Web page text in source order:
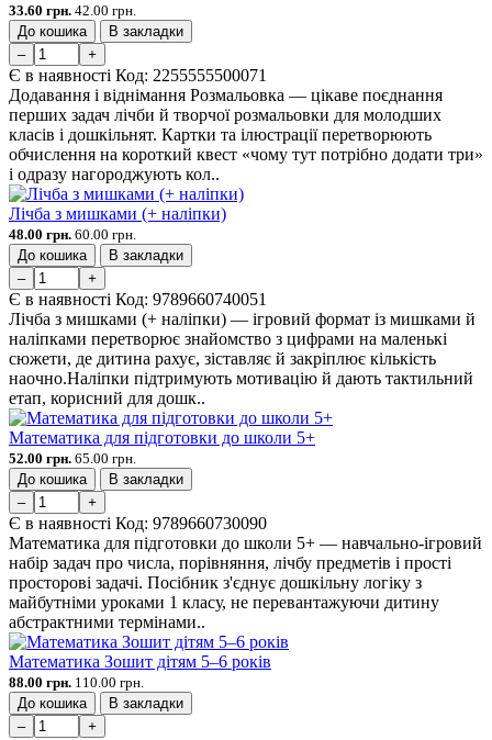
33.60 грн. 42.00 грн.
До кошика
В закладки
–
+
Є в наявності Код: 2255555500071
Додавання і віднімання Розмальовка — цікаве поєднання
перших задач лічби й творчої розмальовки для молодших
класів і дошкільнят. Картки та ілюстрації перетворюють
обчислення на короткий квест «чому тут потрібно додати три»
і одразу нагороджують кол..
Лічба з мишками (+ наліпки)
48.00 грн. 60.00 грн.
До кошика
В закладки
–
+
Є в наявності Код: 9789660740051
Лічба з мишками (+ наліпки) — ігровий формат із мишками й
наліпками перетворює знайомство з цифрами на маленькі
сюжети, де дитина рахує, зіставляє й закріплює кількість
наочно.Наліпки підтримують мотивацію й дають тактильний
етап, корисний для дошк..
Математика для підготовки до школи 5+
52.00 грн. 65.00 грн.
До кошика
В закладки
–
+
Є в наявності Код: 9789660730090
Математика для підготовки до школи 5+ — навчально-ігровий
набір задач про числа, порівняння, лічбу предметів і прості
просторові задачі. Посібник з'єднує дошкільну логіку з
майбутніми уроками 1 класу, не перевантажуючи дитину
абстрактними термінами..
Математика Зошит дітям 5–6 років
88.00 грн. 110.00 грн.
До кошика
В закладки
–
+